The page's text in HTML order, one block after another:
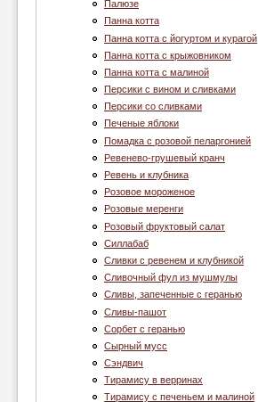
Палюзе
Панна котта
Панна котта с йогуртом и курагой
Панна котта с крыжовником
Панна котта с малиной
Персики с вином и сливками
Персики со сливками
Печеные яблоки
Помадка с розовой пеларгонией
Ревенево-грушевый кранч
Ревень и клубника
Розовое мороженое
Розовые меренги
Розовый фруктовый салат
Силлабаб
Сливки с ревенем и клубникой
Сливочный фул из мушмулы
Сливы, запеченные с геранью
Сливы-пашот
Сорбет с геранью
Сырный мусс
Сэндвич
Тирамису в верринах
Тирамису с печеньем и малиной